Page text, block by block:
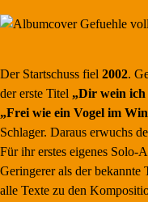
Der Startschuss fiel 2002.
der erste Titel „Dir wein ich
„Frei wie ein Vogel im
Schlager. Daraus erwuchs
Für ihr erstes eigenes Solo-
Geringerer als der bekannte
alle Texte zu den